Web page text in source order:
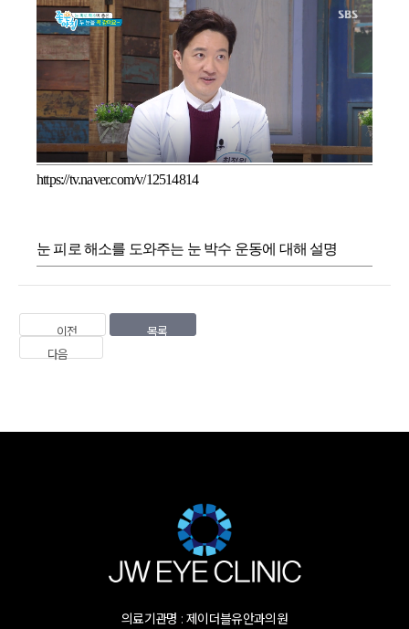
https://tv.naver.com/v/12514814
눈 피로 해소를 도와주는 눈 박수 운동에 대해 설명
이전
목록
다음
의료기관명 : 제이더블유안과의원